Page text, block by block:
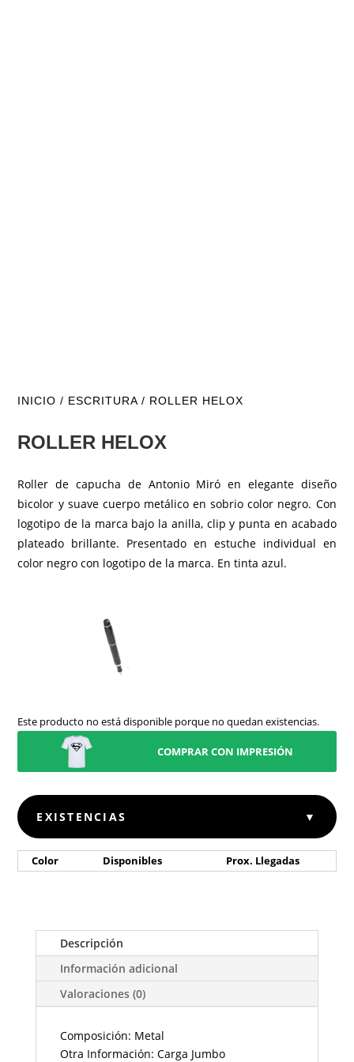
INICIO / ESCRITURA / ROLLER HELOX
ROLLER HELOX
Roller de capucha de Antonio Miró en elegante diseño
bicolor y suave cuerpo metálico en sobrio color negro. Con
logotipo de la marca bajo la anilla, clip y punta en acabado
plateado brillante. Presentado en estuche individual en
color negro con logotipo de la marca. En tinta azul.
Este producto no está disponible porque no quedan existencias.
COMPRAR CON IMPRESIÓN
EXISTENCIAS ▼
Color Disponibles Prox. Llegadas
Descripción
Información adicional
Valoraciones (0)
Composición: Metal
Otra Información: Carga Jumbo